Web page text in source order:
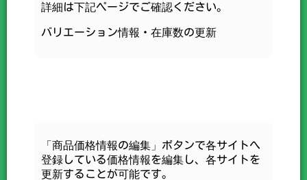
詳細は下記ページでご確認ください。
バリエーション情報・在庫数の更新
「商品価格情報の編集」ボタンで各サイトへ
登録している価格情報を編集し、各サイトを
更新することが可能です。